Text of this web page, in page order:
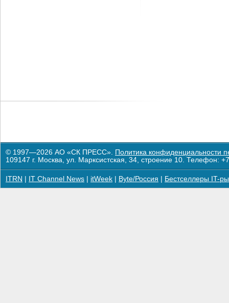
© 1997—2026 АО «СК ПРЕСС». Политика конфиденциальности
109147 г. Москва, ул. Марксистская, 34, строение 10. Телефон:
ITRN IT Channel News itWeek Byte/Россия Бестселлеры IT-